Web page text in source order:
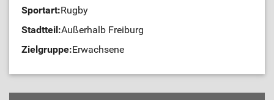
Sportart:Rugby
Stadtteil:Außerhalb Freiburg
Zielgruppe:Erwachsene